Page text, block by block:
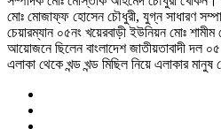
মোঃ মোজাফ্ফ হোসেন চৌধুরী, যুগ্ন সাধারণ
চেয়ারম্যান ০৫নং খয়েরবাড়ী ইউনিয়ন মোঃ
আয়োজনে ছিলেন বাংলাদেশ জাতীয়তাবাদী দল
এলাকা থেকে খন্ড খন্ড মিছিল নিয়ে এলাকার